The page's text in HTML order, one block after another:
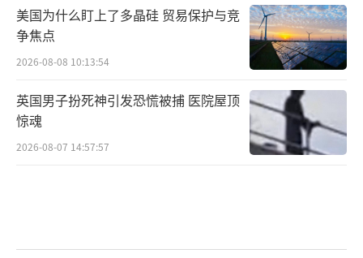
美国为什么盯上了多晶硅 贸易保护与竞
争焦点
2026-08-08 10:13:54
英国男子扮死神引发恐慌被捕 医院屋顶
惊魂
2026-08-07 14:57:57